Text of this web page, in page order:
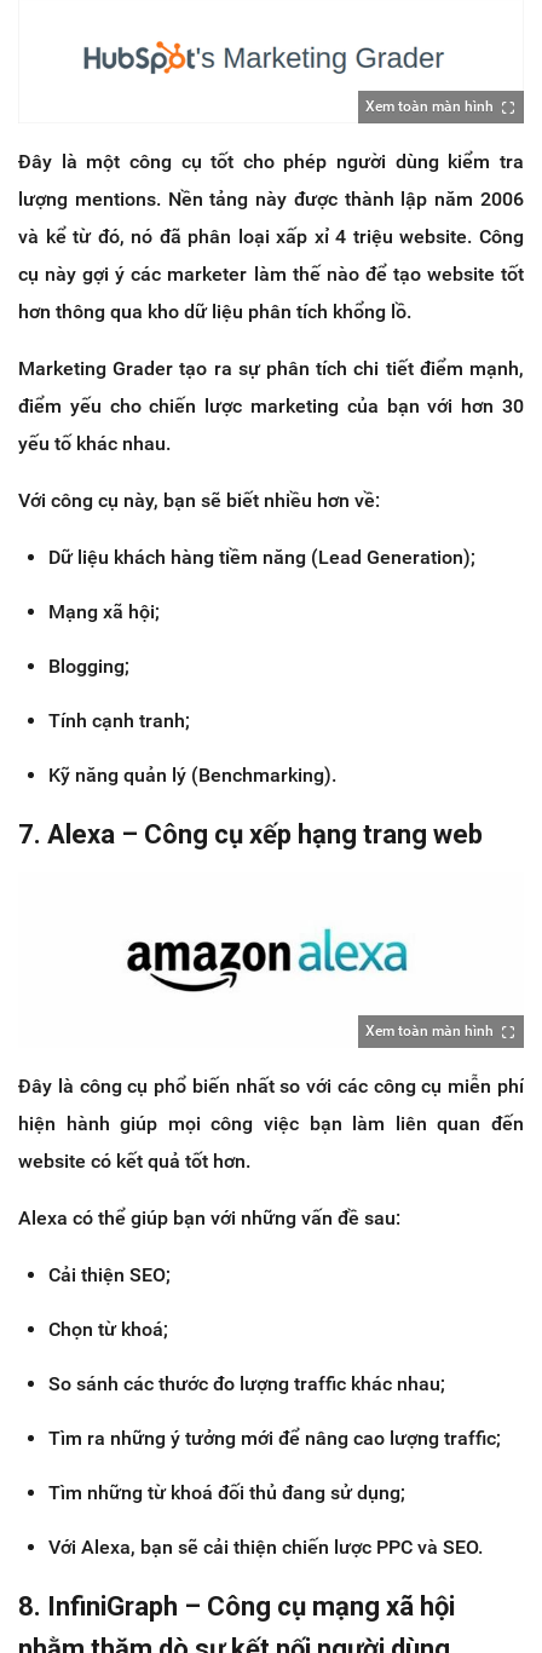
Xem toàn màn hình
Đây là một công cụ tốt cho phép người dùng kiểm tra
lượng mentions. Nền tảng này được thành lập năm 2006
và kể từ đó, nó đã phân loại xấp xỉ 4 triệu website. Công
cụ này gợi ý các marketer làm thế nào để tạo website tốt
hơn thông qua kho dữ liệu phân tích khổng lồ.
Marketing Grader tạo ra sự phân tích chi tiết điểm mạnh,
điểm yếu cho chiến lược marketing của bạn với hơn 30
yếu tố khác nhau.
Với công cụ này, bạn sẽ biết nhiều hơn về:
Dữ liệu khách hàng tiềm năng (Lead Generation);
Mạng xã hội;
Blogging;
Tính cạnh tranh;
Kỹ năng quản lý (Benchmarking).
7. Alexa – Công cụ xếp hạng trang web
Xem toàn màn hình
Đây là công cụ phổ biến nhất so với các công cụ miễn phí
hiện hành giúp mọi công việc bạn làm liên quan đến
website có kết quả tốt hơn.
Alexa có thể giúp bạn với những vấn đề sau:
Cải thiện SEO;
Chọn từ khoá;
So sánh các thước đo lượng traffic khác nhau;
Tìm ra những ý tưởng mới để nâng cao lượng traffic;
Tìm những từ khoá đối thủ đang sử dụng;
Với Alexa, bạn sẽ cải thiện chiến lược PPC và SEO.
8. InfiniGraph – Công cụ mạng xã hội